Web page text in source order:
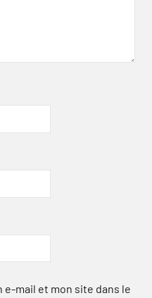
mail et mon site dans le